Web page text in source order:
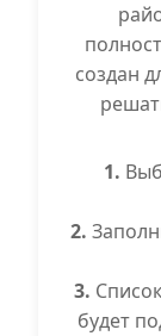
создан
1.
2.
3.
будет